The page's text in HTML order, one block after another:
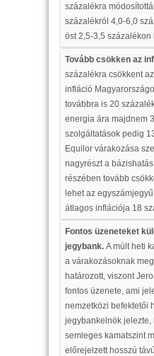
százalékra
százalékról 4,0-6,0
öst 2,5-3,5 százalékon
Tovább csökken az
százalékra csökkent
infláció
továbbra is 20
energia ára majdnem
szolgáltatások pedig
Equilor várakozása
nagyrészt a
részében tovább
lehet az
átlagos inflációja 18
Fontos üzeneteket
jegybank. A múlt heti
a várakozásoknak
határozott, viszont
fontos üzenete, ami
nemzetközi befektetői
jegybankelnök jelezte,
semleges kamatszint
előrejelzett hosszú